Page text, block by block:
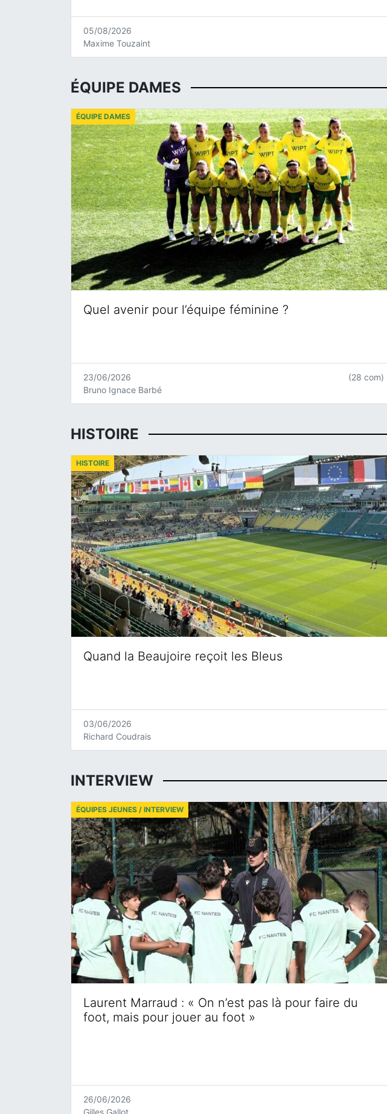
05/08/2026
Maxime Touzaint
ÉQUIPE DAMES
Quel avenir pour l’équipe féminine ?
ÉQUIPE DAMES
23/06/2026
Bruno Ignace Barbé
(28 com)
HISTOIRE
Quand la Beaujoire reçoit les Bleus
HISTOIRE
03/06/2026
Richard Coudrais
INTERVIEW
Laurent Marraud : « On n’est pas là pour faire du
foot, mais pour jouer au foot »
ÉQUIPES JEUNES / INTERVIEW
26/06/2026
Gilles Gallot